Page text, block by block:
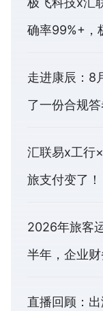
确率99%+，
走进康辰：8
了一份合规答
汇联易x工行
旅支付变了！
2026年旅客
半年，企业财
直播回顾：